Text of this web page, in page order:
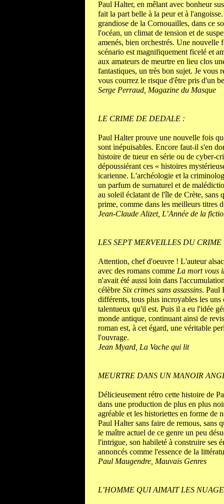
Paul Halter, en mêlant avec bonheur
fait la part belle à la peur et à
grandiose de la Cornouailles, dans ce
l'océan, un climat de tension et de
amenés, bien orchestrés. Une
scénario est magnifiquement ficelé et
aux amateurs de meurtre en lieu clos
fantastiques, un très bon sujet. Je
vous courrez le risque d'être pris d'un
Serge Perraud, Magazine du Masque
LE CRIME DE DEDALE :
Paul Halter prouve une nouvelle fois
sont inépuisables. Encore faut-il s'en
histoire de tueur en série ou de cyber-
dépoussiérant ces « histoires
icarienne. L'archéologie et la
un parfum de surnaturel et de
au soleil éclatant de l'île de Crète, sans
prime, comme dans les meilleurs titres
Jean-Claude Alizet, L’Année de la
LES SEPT MERVEILLES DU CRIME
Attention, chef d'oeuvre ! L'auteur
avec des romans comme La mort vous
n'avait été aussi loin dans
célèbre Six crimes sans assassins. Paul
différents, tous plus incroyables les
talentueux qu'il est. Puis il a eu l'idée
monde antique, continuant ainsi de
roman est, à cet égard, une véritable
l'ouvrage.
Jean Myard, La Vache qui lit
MEURTRE DANS UN MANOIR
Délicieusement rétro cette histoire de
dans une production de plus en plus
agréable et les historiettes en forme de
Paul Halter sans faire de remous, sans
le maître actuel de ce genre un peu
l'intrigue, son habileté à construire ses
annoncés comme l'essence de la
Paul Maugendre, Mauvais Genres
L’HOMME QUI AIMAIT LES